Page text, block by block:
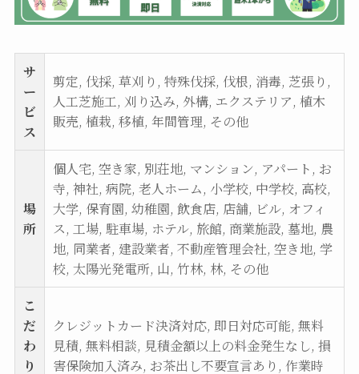
サ
ー
ビ
ス
剪定, 伐採, 草刈り, 特殊伐採, 伐根, 消毒, 芝張り,
人工芝施工, 刈り込み, 外構, エクステリア, 植木
販売, 植栽, 移植, 年間管理, その他
場
所
個人宅, 空き家, 別荘地, マンション, アパート, お
寺, 神社, 病院, 老人ホーム, 小学校, 中学校, 高校,
大学, 保育園, 幼稚園, 飲食店, 店舗, ビル, オフィ
ス, 工場, 駐車場, ホテル, 旅館, 商業施設, 墓地, 農
地, 同業者, 建設業者, 不動産管理会社, 空き地, 学
校, 太陽光発電所, 山, 竹林, 林, その他
こ
だ
わ
り
クレジットカード決済対応, 即日対応可能, 無料
見積, 無料相談, 見積金額以上の料金発生なし, 損
害保険加入済み, お茶出し不要宣言あり, 作業時